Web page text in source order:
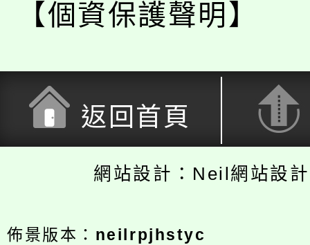
【個資保護聲明】
返回首頁
網站設計：Neil網站設
佈景版本： neilrpjhstyc